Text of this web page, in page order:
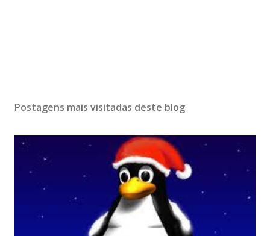
Postagens mais visitadas deste blog